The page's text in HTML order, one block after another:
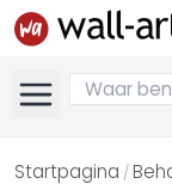
Startpagina /